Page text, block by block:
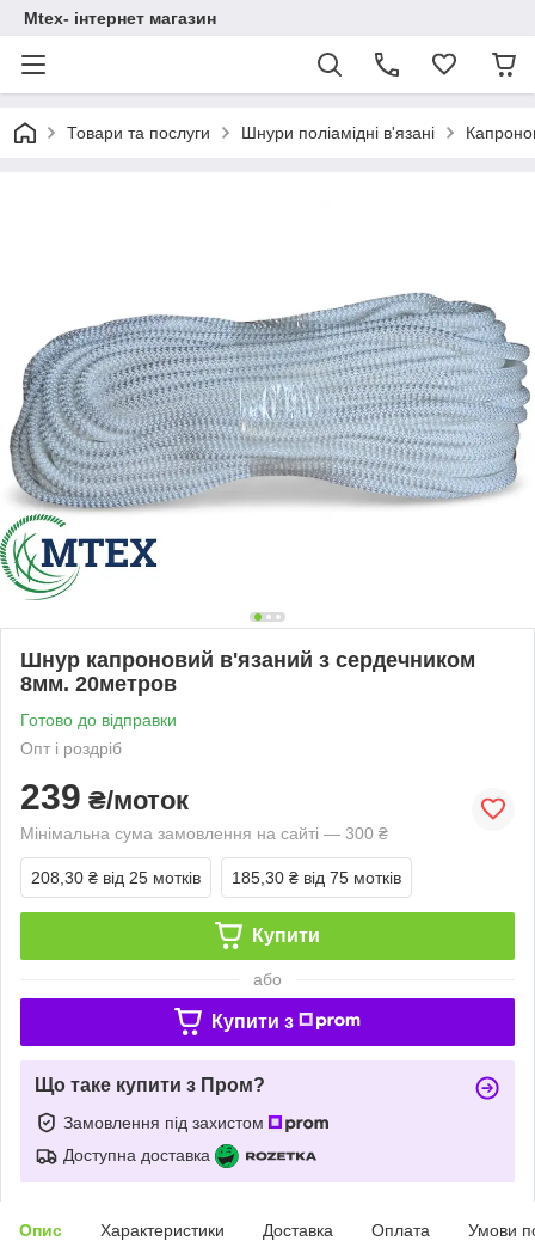
Mtex- інтернет магазин
Товари та послуги Шнури поліамідні в'язані
Шнур капроновий в'язаний з сердечником
8мм. 20метров
Готово до відправки
Опт і роздріб
239 ₴/моток
Мінімальна сума замовлення на сайті — 300 ₴
208,30 ₴ від 25 мотків 185,30 ₴ від 75 мотків
Купити
або
Купити з
Що таке купити з Пром?
Замовлення під захистом
Доступна доставка
Опис Характеристики Доставка Оплата Умови